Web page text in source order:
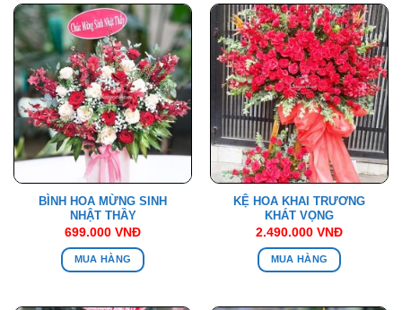
BÌNH HOA MỪNG SINH
NHẬT THẦY
699.000 VNĐ
MUA HÀNG
KỆ HOA KHAI TRƯƠNG
KHÁT VỌNG
2.490.000 VNĐ
MUA HÀNG